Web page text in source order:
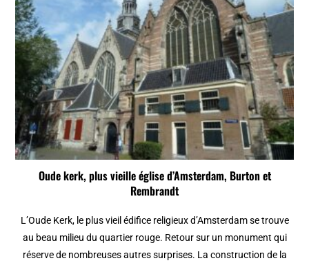
Oude kerk, plus vieille église d’Amsterdam, Burton et
Rembrandt
L’Oude Kerk, le plus vieil édifice religieux d’Amsterdam se trouve
au beau milieu du quartier rouge. Retour sur un monument qui
réserve de nombreuses autres surprises. La construction de la